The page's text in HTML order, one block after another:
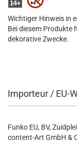
Wichtiger Hinweis in
Bei diesem Produkte
dekorative Zwecke.
Importeur / EU-
Funko EU, BV,
content-Art GmbH &